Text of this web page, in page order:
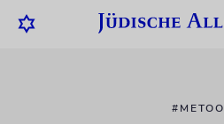
#METOO